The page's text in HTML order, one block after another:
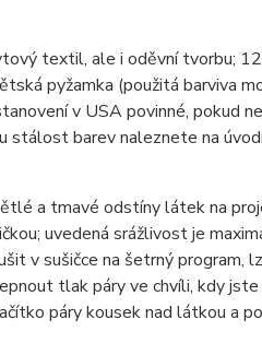
textil, ale i oděvní tvorbu;
pyžamka (použitá barviva
v USA povinné, pokud
stálost barev naleznete na
a tmavé odstíny látek na
uvedená srážlivost je
v sušičce na šetrný program,
tlak páry ve chvíli, kdy
páry kousek nad látkou a